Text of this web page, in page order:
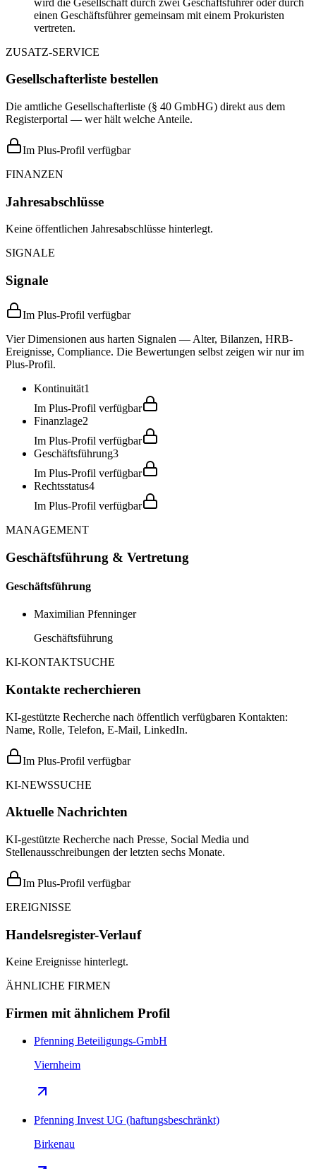
einen Geschäftsführer gemeinsam mit einem Prokuristen
vertreten.
ZUSATZ-SERVICE
Gesellschafterliste bestellen
Die amtliche Gesellschafterliste (§ 40 GmbHG) direkt aus dem
Registerportal — wer hält welche Anteile.
Im Plus-Profil verfügbar
FINANZEN
Jahresabschlüsse
Keine öffentlichen Jahresabschlüsse hinterlegt.
SIGNALE
Signale
Im Plus-Profil verfügbar
Vier Dimensionen aus harten Signalen — Alter, Bilanzen, HRB-
Ereignisse, Compliance. Die Bewertungen selbst zeigen wir nur im
Plus-Profil.
Kontinuität1
Im Plus-Profil verfügbar
Finanzlage2
Im Plus-Profil verfügbar
Geschäftsführung3
Im Plus-Profil verfügbar
Rechtsstatus4
Im Plus-Profil verfügbar
MANAGEMENT
Geschäftsführung & Vertretung
Geschäftsführung
Maximilian Pfenninger
Geschäftsführung
KI-KONTAKTSUCHE
Kontakte recherchieren
KI-gestützte Recherche nach öffentlich verfügbaren Kontakten:
Name, Rolle, Telefon, E-Mail, LinkedIn.
Im Plus-Profil verfügbar
KI-NEWSSUCHE
Aktuelle Nachrichten
KI-gestützte Recherche nach Presse, Social Media und
Stellenausschreibungen der letzten sechs Monate.
Im Plus-Profil verfügbar
EREIGNISSE
Handelsregister-Verlauf
Keine Ereignisse hinterlegt.
ÄHNLICHE FIRMEN
Firmen mit ähnlichem Profil
Pfenning Beteiligungs-GmbH
Viernheim
Pfenning Invest UG (haftungsbeschränkt)
Birkenau